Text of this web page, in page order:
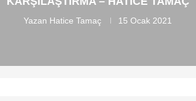
Yazan Hatice Tamaç 15 Ocak 2021